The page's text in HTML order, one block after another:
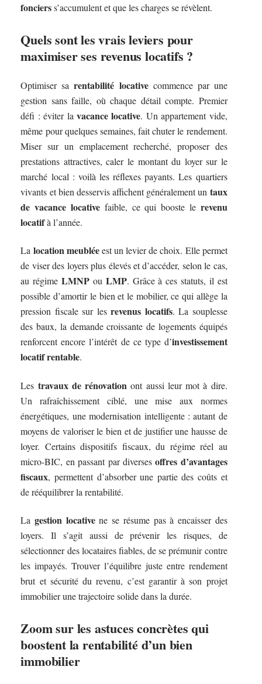
foncierss’accumulent et que les charges se révèlent.
Quels sont les vrais leviers pour
maximiser ses revenus locatifs ?
Optimiser sarentabilité locativecommence par une
gestion sans faille, où chaque détail compte. Premier
défi : éviter la vacance locative. Un appartement vide,
même pour quelques semaines, fait chuter le rendement.
Miser sur un emplacement recherché, proposer des
prestations attractives, caler le montant du loyer sur le
marché local : voilà les réflexes payants. Les quartiers
vivants et bien desservis affichent généralement un taux
de vacance locativefaible, ce qui booste le revenu
locatifà l’année.
La location meubléeest un levier de choix. Elle permet
de viser des loyers plus élevés et d’accéder, selon le cas,
au régimeLMNP ou LMP. Grâce à ces statuts, il est
possible d’amortir le bien et le mobilier, ce qui allège la
pression fiscale sur lesrevenus locatifs. La souplesse
des baux, la demande croissante de logements équipés
renforcent encore l’intérêt de ce type d’investissement
locatif rentable.
Les travaux de rénovation ont aussi leur mot à dire.
Un rafraîchissement ciblé, une mise aux normes
énergétiques, une modernisation intelligente : autant de
moyens de valoriser le bien et de justifier une hausse de
loyer. Certains dispositifs fiscaux, du régime réel au
micro-BIC, en passant par diversesoffres d’avantages
fiscaux, permettent d’absorber une partie des coûts et
de rééquilibrer la rentabilité.
Lagestion locativene se résume pas à encaisser des
loyers. Il s’agit aussi de prévenir les risques, de
sélectionner des locataires fiables, de se prémunir contre
les impayés. Trouver l’équilibre juste entre rendement
brut et sécurité du revenu, c’est garantir à son projet
immobilier une trajectoire solide dans la durée.
Zoom sur les astuces concrètes qui
boostent la rentabilité d’un bien
immobilier